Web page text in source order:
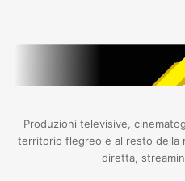
Produzioni televisive,
territorio flegreo e al resto della
diretta,